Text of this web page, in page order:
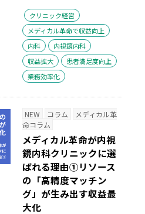
クリニック経営
メディカル革命で収益向上
内科
内視鏡内科
収益拡大
患者満足度向上
業務効率化
NEW コラム
メディカル革
命コラム
メディカル革命が内視
鏡内科クリニックに選
ばれる理由①リソース
の「高精度マッチン
グ」が生み出す収益最
大化